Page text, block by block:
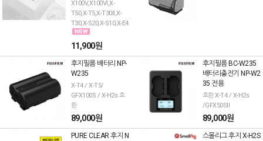
X100V,X100VI,X-
T50,X-T5,X-T30II,X-
T30,X-S20,X-S10,X-E4
11,900원
후지필름 배터리 NP-
W235
X-T4 / X-T5/
GFX100S / X-H2s 호
환
89,000원
후지필름 BC-W235
배터리충전기 NP-W2
35 전용
호환 X-T4 / X-H2s
/GFX50SII
89,000원
PURE CLEAR 후지 N
스몰리그 후지 X-H2S